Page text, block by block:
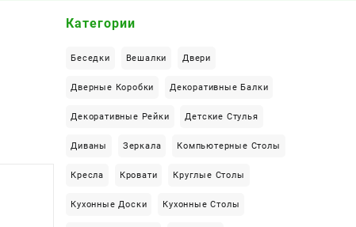
Категории
Беседки Вешалки Двери
Дверные Коробки Декоративные Балки
Декоративные Рейки Детские Стулья
Диваны Зеркала Компьютерные Столы
Кресла Кровати Круглые Столы
Кухонные Доски Кухонные Столы